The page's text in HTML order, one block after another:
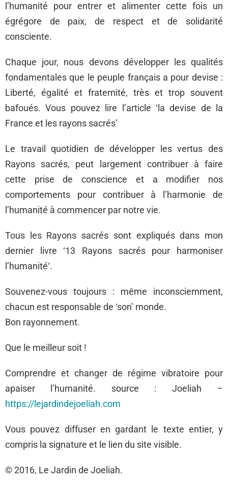
l’humanité pour entrer et alimenter cette fois un
égrégore de paix, de respect et de solidarité
consciente.
Chaque jour, nous devons développer les qualités
fondamentales que le peuple français a pour devise :
Liberté, égalité et fraternité, très et trop souvent
bafoués. Vous pouvez lire l’article ‘la devise de la
France et les rayons sacrés’
Le travail quotidien de développer les vertus des
Rayons sacrés, peut largement contribuer à faire
cette prise de conscience et a modifier nos
comportements pour contribuer à l’harmonie de
l’humanité à commencer par notre vie.
Tous les Rayons sacrés sont expliqués dans mon
dernier livre ‘13 Rayons sacrés pour harmoniser
l’humanité‘.
Souvenez-vous toujours : même inconsciemment,
chacun est responsable de ‘son’ monde.
Bon rayonnement.
Que le meilleur soit !
Comprendre et changer de régime vibratoire pour
apaiser l’humanité. source : Joeliah –
https://lejardindejoeliah.com
Vous pouvez diffuser en gardant le texte entier, y
compris la signature et le lien du site visible.
© 2016, Le Jardin de Joeliah.